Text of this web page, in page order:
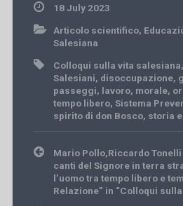
18 July 2023
Articolo scientifico,
Salesiana
Colloqui sulla vita salesiana,
Salesiani, disoccupazione,
passeggi, lavoro, morale,
tempo libero, Sistema
spirito di don Bosco, storia
Post
navigation
Mario Pollo,Riccardo
canti del Signore in terra
l’uomo tra tempo libero e
Relazione” in “Colloqui